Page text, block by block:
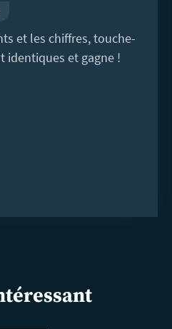
et les chiffres, touche-
identiques et gagne !